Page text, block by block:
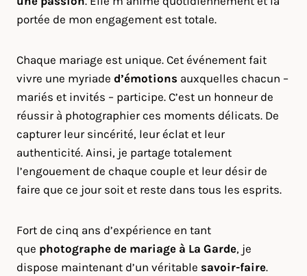
portée de mon engagement est totale.
Chaque mariage est unique. Cet événement fait
vivre une myriade d’émotions auxquelles chacun –
mariés et invités – participe. C’est un honneur de
réussir à photographier ces moments délicats. De
capturer leur sincérité, leur éclat et leur
authenticité. Ainsi, je partage totalement
l’engouement de chaque couple et leur désir de
faire que ce jour soit et reste dans tous les esprits.
Fort de cinq ans d’expérience en tant
que photographe de mariage à La Garde, je
dispose maintenant d’un véritable savoir-faire.